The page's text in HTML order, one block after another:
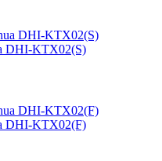
DHI-KTX02(S)
DHI-KTX02(F)